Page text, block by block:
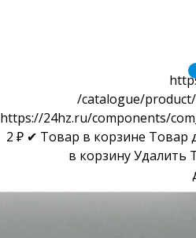
/catalogue/
https://24hz.ru/components/
2 ₽ ✔ Товар в корзине Товар
в корзинуУдалить